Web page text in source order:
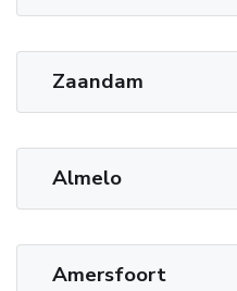
Zaandam
Almelo
Amersfoort